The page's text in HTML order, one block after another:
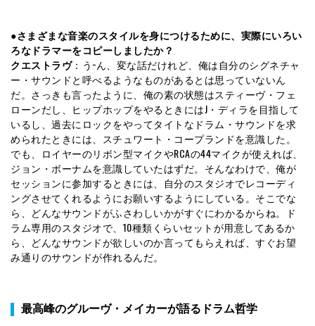
●さまざまな音楽のスタイルを身につけるために、実際にいろい
ろなドラマーをコピーしましたか？
クエストラヴ：う−ん、変な話だけれど、俺は自分のシグネチャ
ー・サウンドと呼べるようなものがあるとは思っていないん
だ。さっきも言ったように、俺の素の状態はスティーヴ・フェ
ローンだし、ヒップホップをやるときにはJ・ディラを目指して
いるし、過去にロックをやってタイトなドラム・サウンドを求
められたときには、スチュワート・コープランドを意識した。
でも、ロイヤーのリボン型マイクやRCAの44マイクが使えれば、
ジョン・ボーナムを意識していたはずだ。そんなわけで、俺が
セッションに参加するときには、自分のスタジオでレコーディ
ングさせてくれるようにお願いするようにしている。そこでな
ら、どんなサウンドがふさわしいかがすぐにわかるからね。ド
ラム専用のスタジオで、10種類くらいセットが用意してあるか
ら、どんなサウンドが欲しいのか言ってもらえれば、すぐお望
み通りのサウンドが作れるんだ。
最高峰のグルーヴ・メイカーが語るドラム哲学